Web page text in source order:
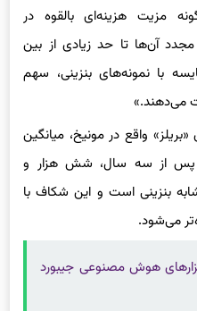
آن‌ها تا حد زیادی از بین
با نمونه‌های بنزینی، سهم
می‌دهند.»
واقع در مونیخ، میانگین
پس از سه سال، شش هزار و
بنزینی است و این شکاف با
می‌شود.